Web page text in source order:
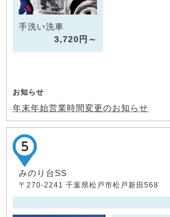
手洗い洗車
3,720円～
お知らせ
年末年始営業時間変更のお知らせ
みのり台SS
〒270-2241 千葉県松戸市松戸新田568